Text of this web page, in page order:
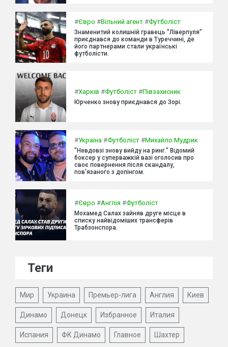
#Євро #Вільний агент #Футболіст
Знаменитий колишній гравець "Ліверпуля"
приєднався до команди в Туреччині, де
його партнерами стали українські
футболісти.
#Харків #Футболіст #Півзахисник
Юрченко знову приєднався до Зорі.
#Україна #Футболіст #Михайло Мудрик
"Невдовзі знову вийду на ринг." Відомий
боксер у суперважкій вазі оголосив про
своє повернення після скандалу,
пов'язаного з допінгом.
#Євро #Англія #Футболіст
Мохамед Салах зайняв друге місце в
списку найвідоміших трансферів
Трабзонспора.
Теги
Мир Украина Премьер-лига Англия Киев
Динамо Донецк Избранное Италия
Испания ФК Динамо Главное Шахтер